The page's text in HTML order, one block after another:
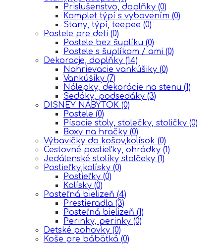
Prislušenstvo, doplňky (0)
Komplet týpí s vybavením (0)
Stany, týpí, teepee (0)
Postele pre deti (0)
Postele bez šuplíku (0)
Postele s šuplíkom / ami (0)
Dekoracje, doplňky (14)
Nahrievacie vankúšiky (0)
Vankúšiky (7)
Nálepky, dekorácie na stenu (1)
Sedáky, podsedáky (3)
DISNEY NÁBYTOK (0)
Postele (0)
Písacie stoly, stolečky, stoličky (0)
Boxy na hračky (0)
Výbavičky do košov,kolísok (0)
Cestovné postieľky, ohrádky (1)
Jedálenské stolíky stolčeky (1)
Postieľky,kolísky (0)
Postieľky (0)
Kolísky (0)
Posteľná bielizeň (4)
Prestieradla (3)
Posteľná bielizeň (1)
Perinky, perinky (0)
Detské pohovky (0)
Koše pre bábätká (0)